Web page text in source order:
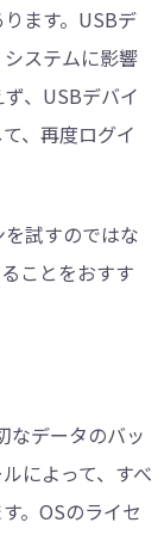
ます。USBデ
ステムに影響
、USBデバイ
、再度ログイ
試すのではな
ことをおすす
なデータのバッ
によって、すべ
。OSのライセ